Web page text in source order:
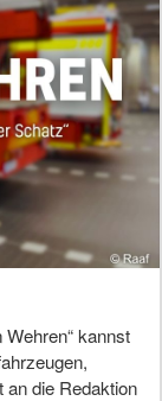
kannst
an die Redaktion